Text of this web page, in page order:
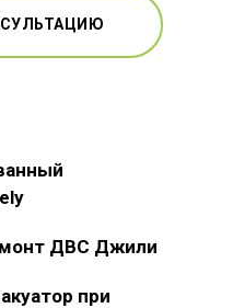
ДВС Джили
при